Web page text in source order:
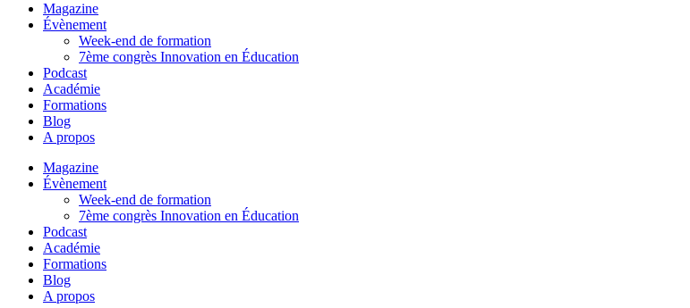
Magazine
Évènement
Week-end de formation
7ème congrès Innovation en Éducation
Podcast
Académie
Formations
Blog
A propos
Magazine
Évènement
Week-end de formation
7ème congrès Innovation en Éducation
Podcast
Académie
Formations
Blog
A propos